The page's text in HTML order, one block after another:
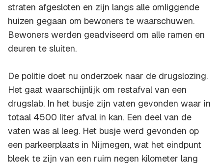
straten afgesloten en zijn langs alle omliggende
huizen gegaan om bewoners te waarschuwen.
Bewoners werden geadviseerd om alle ramen en
deuren te sluiten.
De politie doet nu onderzoek naar de drugslozing.
Het gaat waarschijnlijk om restafval van een
drugslab. In het busje zijn vaten gevonden waar in
totaal 4500 liter afval in kan. Een deel van de
vaten was al leeg. Het busje werd gevonden op
een parkeerplaats in Nijmegen, wat het eindpunt
bleek te zijn van een ruim negen kilometer lang